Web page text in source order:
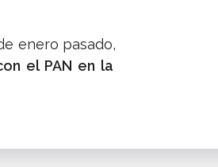
enero pasado,
el PAN en la